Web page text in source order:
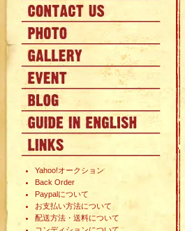
Yahoo!オークション
Back Order
Paypalについて
お支払い方法について
配送方法・送料について